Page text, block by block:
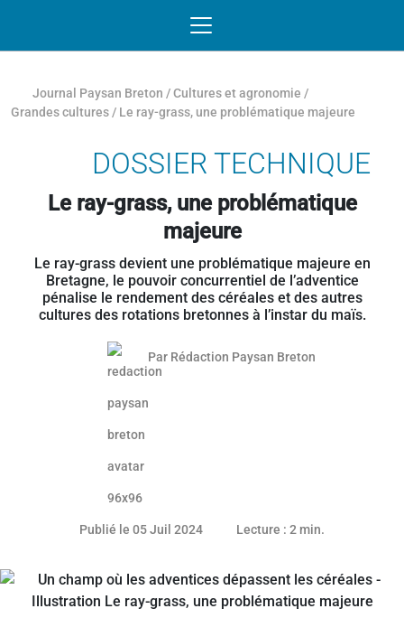
Journal Paysan Breton /Cultures et agronomie /
Grandes cultures / Le ray-grass, une problématique majeure
DOSSIER TECHNIQUE
Le ray-grass, une problématique
majeure
Le ray-grass devient une problématique majeure en
Bretagne, le pouvoir concurrentiel de l’adventice
pénalise le rendement des céréales et des autres
cultures des rotations bretonnes à l’instar du maïs.
Article réservé aux abonnés
Par Rédaction Paysan Breton
Publié le 05 Juil 202408 juillet 2024
Lecture : 2 min.